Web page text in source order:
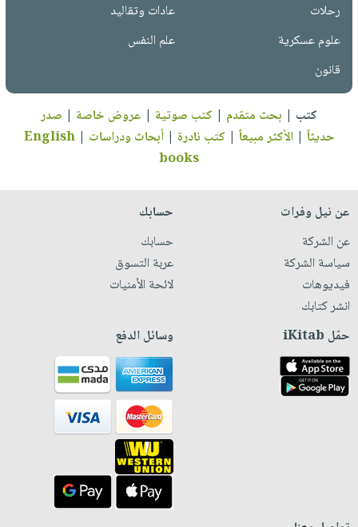
رحلات
عادات وتقاليد
علوم عسكرية
علم النفس
قانون
كتب | بحث متقدم | كتب صوتية | عروض خاصة | صدر
حديثاً |الأكثر مبيعاً | كتب نادرة |أبحاث ودراسات |
English
books
عن نيل وفرات
عن الشركة
سياسة الشركة
فيديوهات
انشر كتابك
حسابك
حسابك
عربة التسوق
لائحة الأمنيات
حمّل iKitab وسائل الدفع